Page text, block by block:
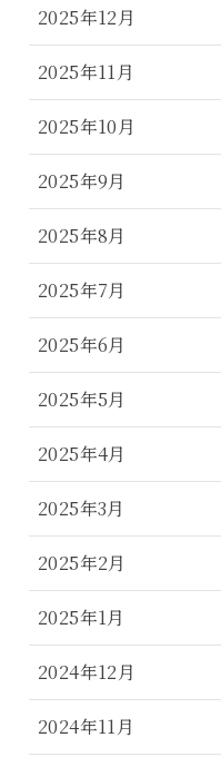
2025年12月
2025年11月
2025年10月
2025年9月
2025年8月
2025年7月
2025年6月
2025年5月
2025年4月
2025年3月
2025年2月
2025年1月
2024年12月
2024年11月